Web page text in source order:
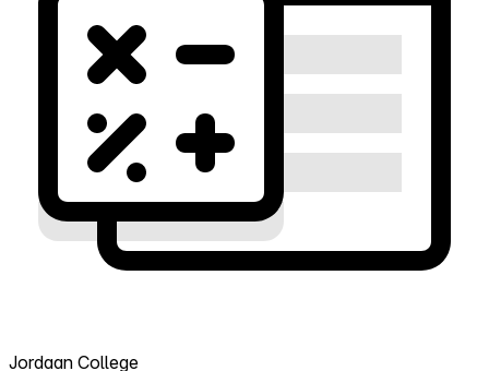
Jordaan College